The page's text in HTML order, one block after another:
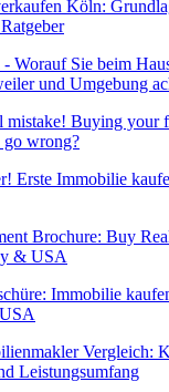
Worauf Sie beim
und Umgebung
Erste Immobilie
Immobilie